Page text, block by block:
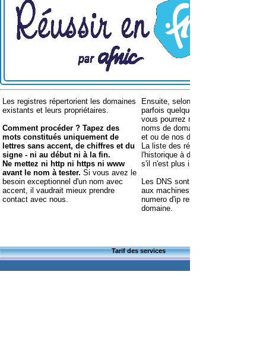
Les registres répertorient les domaines
existants et leurs propriétaires.
Comment procéder ? Tapez des
mots constitués uniquement de
lettres sans accent, de chiffres et du
signe - ni au début ni à la fin.
Ne mettez ni http ni https ni www
avant le nom à tester. Si vous avez le
besoin exceptionnel d'un nom avec
accent, il vaudrait mieux prendre
contact avec nous.
Ensuite, selon les résultats des
parfois quelques conditions
vous pourrez réserver ou transférer
noms de domaines auprès de nos
et ou de nos dns.
La liste des résultats reste visible
l'historique à droite. Vous pouvez le
s'il n'est plus intéressant.
Les DNS sont des programmes qui
aux machines des surfeurs par quel
numero d'ip remplacer chaque nom
domaine.
Tarif des services